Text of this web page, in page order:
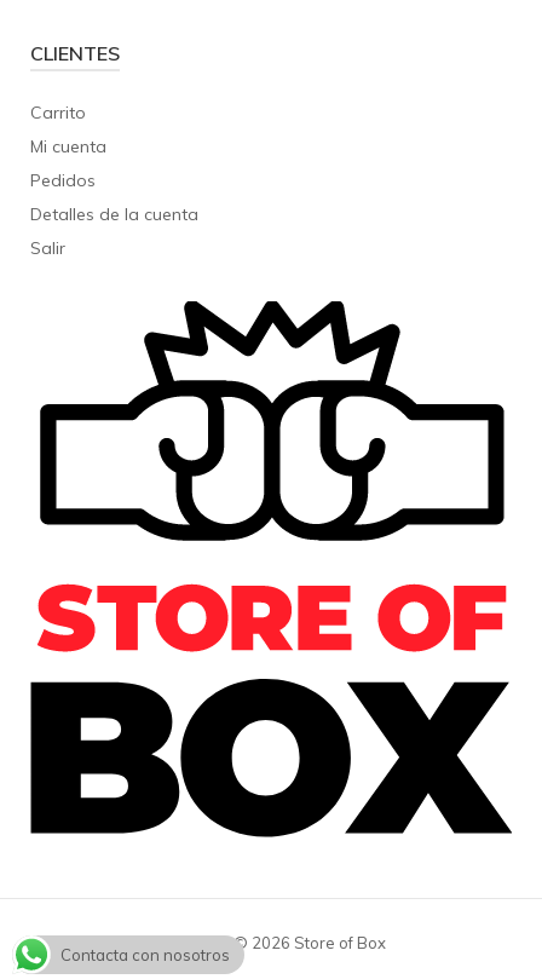
CLIENTES
Carrito
Mi cuenta
Pedidos
Detalles de la cuenta
Salir
Copyright © 2026 Store of Box
Contacta con nosotros